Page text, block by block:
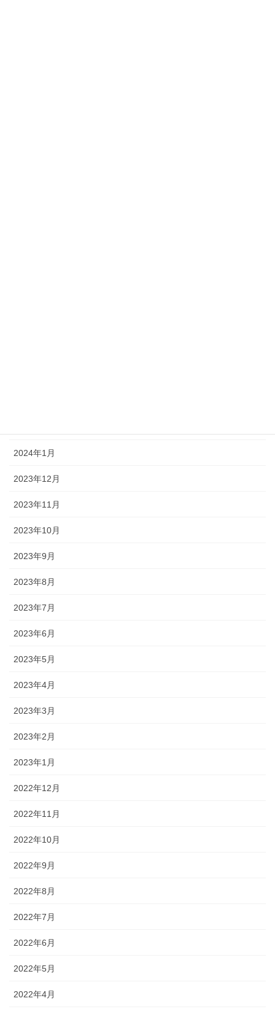
2024年1月
2023年12月
2023年11月
2023年10月
2023年9月
2023年8月
2023年7月
2023年6月
2023年5月
2023年4月
2023年3月
2023年2月
2023年1月
2022年12月
2022年11月
2022年10月
2022年9月
2022年8月
2022年7月
2022年6月
2022年5月
2022年4月